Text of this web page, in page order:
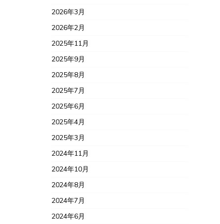
2026年3月
2026年2月
2025年11月
2025年9月
2025年8月
2025年7月
2025年6月
2025年4月
2025年3月
2024年11月
2024年10月
2024年8月
2024年7月
2024年6月